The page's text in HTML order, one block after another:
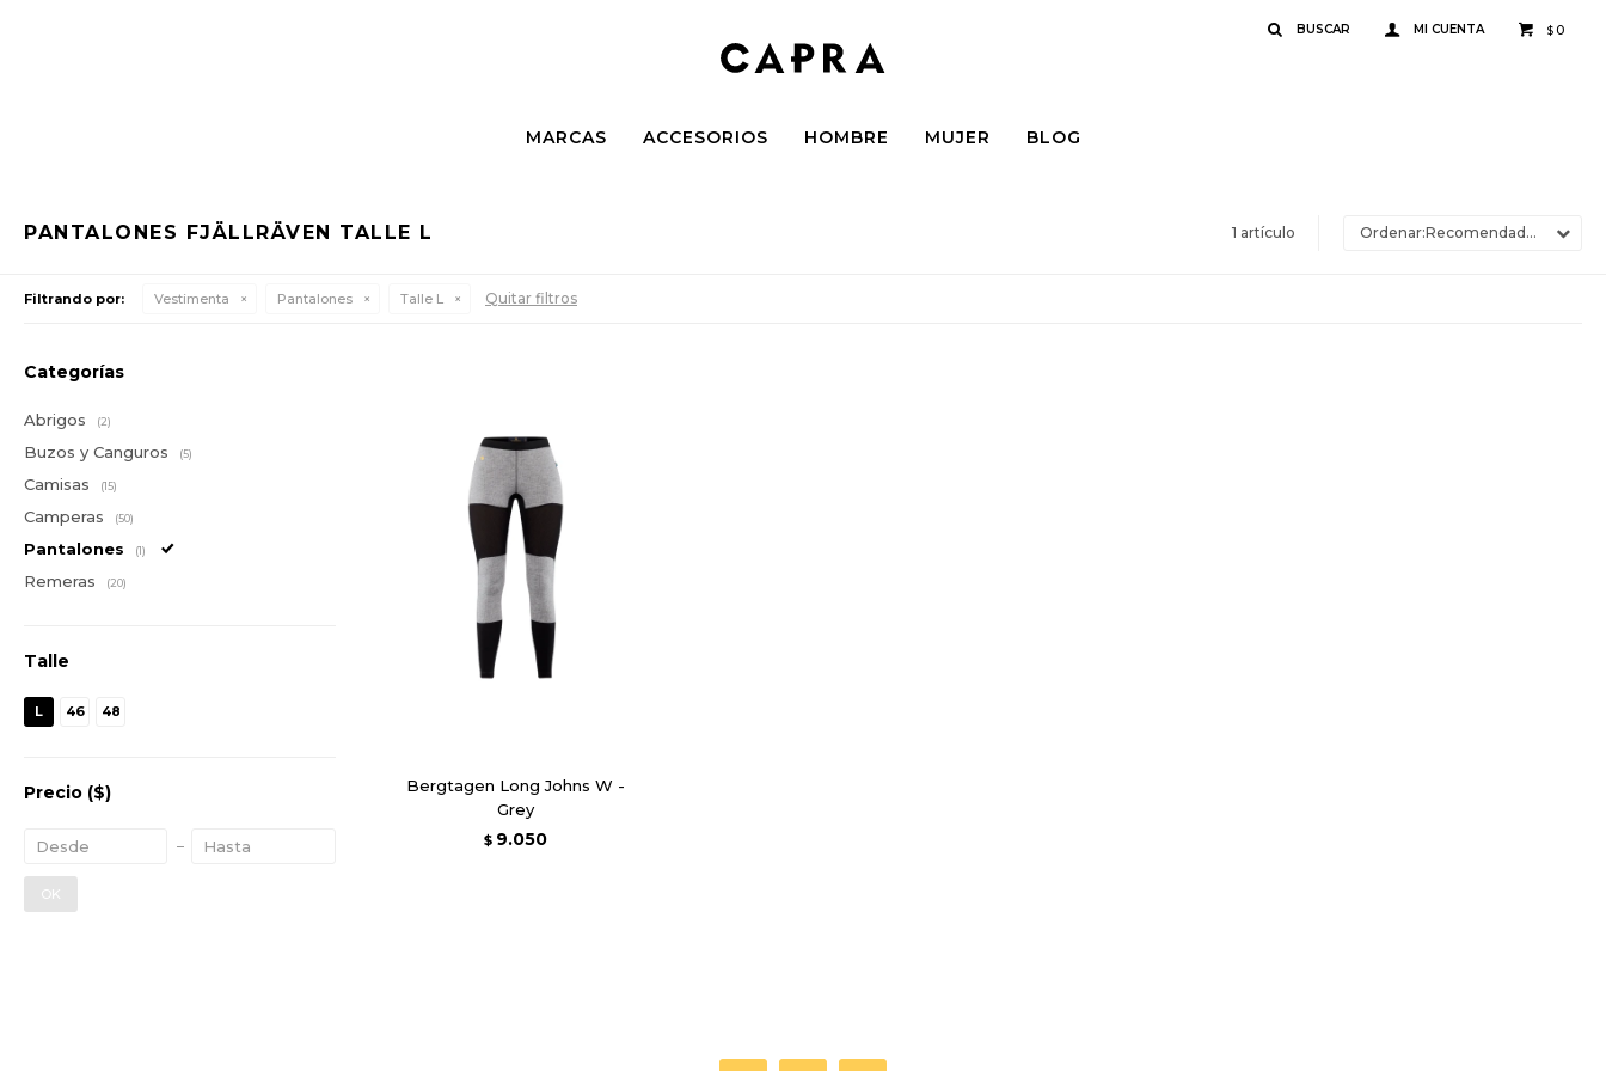
MARCAS ACCESORIOS HOMBRE MUJER BLOG
$ 0
PANTALONES FJÄLLRÄVEN TALLE L 1 artículo Recomendados
Filtrando por: Vestimenta Pantalones Talle L Quitar filtros
Bergtagen Long Johns W -
Grey
$ 9.050
Categorías
Abrigos (2)
Buzos y Canguros (5)
Camisas (15)
Camperas (50)
Pantalones (1)
Remeras (20)
Talle
L 46 48
Precio ($)
OK